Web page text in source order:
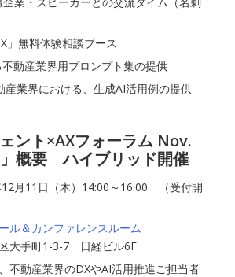
」無料体験相談ブース
動産業界用プロンプト集の提供
産業界における、生成AI活用例の提供
ェント×AXフォーラム Nov.
」概要 ハイブリッド開催
12月11日（木）14:00～16:00 （受付開
ル＆カンファレンスルーム
大手町1-3-7 日経ビル6F
不動産業界のDXやAI活用推進ご担当者